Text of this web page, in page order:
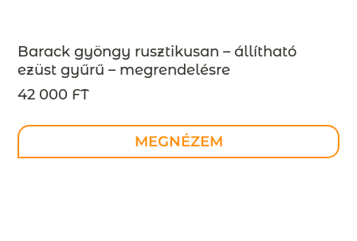
Barack gyöngy rusztikusan – állítható
ezüst gyűrű – megrendelésre
42 000 FT
MEGNÉZEM